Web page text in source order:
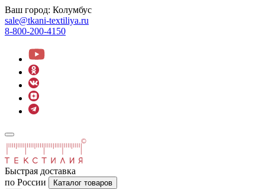
Ваш город: Колумбус
sale@tkani-textiliya.ru
8-800-200-4150
Быстрая доставка
по России
Каталог товаров